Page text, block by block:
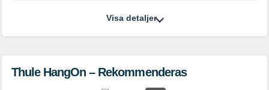
Visa detaljer
Thule HangOn – Rekommenderas